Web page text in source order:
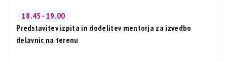
18.45 - 19.00
Predstavitev izpita in dodelitev mentorja za izvedbo
delavnic na terenu